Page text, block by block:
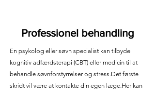
Professionel behandling
En psykolog eller søvn specialist kan tilbyde
kognitiv adfærdsterapi (CBT) eller medicin til at
behandle søvnforstyrrelser og stress.Det første
skridt vil være at kontakte din egen læge.Her kan